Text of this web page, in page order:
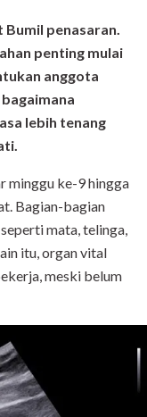
Bumil penasaran.
penting mulai
anggota
lebih tenang
minggu ke-9 hingga
Bagian-bagian
mata, telinga,
itu, organ vital
meski belum